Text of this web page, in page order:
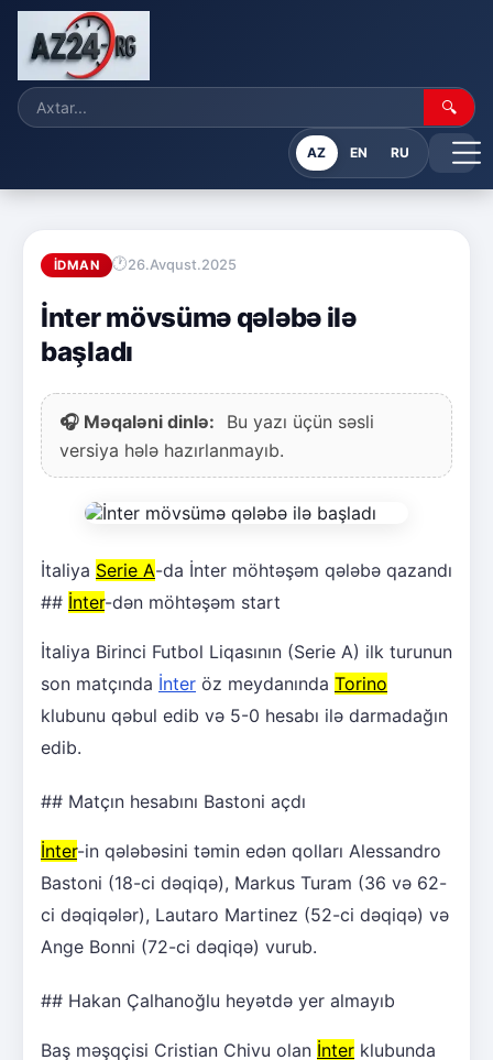
🔍
AZ EN RU
İDMAN 26.Avqust.2025
İnter mövsümə qələbə ilə
başladı
🎧 Məqaləni dinlə:
Bu yazı üçün səsli
versiya hələ hazırlanmayıb.
İtaliya Serie A-da İnter möhtəşəm qələbə qazandı
## İnter-dən möhtəşəm start
İtaliya Birinci Futbol Liqasının (Serie A) ilk turunun
son matçında İnter öz meydanında Torino
klubunu qəbul edib və 5-0 hesabı ilə darmadağın
edib.
## Matçın hesabını Bastoni açdı
İnter-in qələbəsini təmin edən qolları Alessandro
Bastoni (18-ci dəqiqə), Markus Turam (36 və 62-
ci dəqiqələr), Lautaro Martinez (52-ci dəqiqə) və
Ange Bonni (72-ci dəqiqə) vurub.
## Hakan Çalhanoğlu heyətdə yer almayıb
Baş məşqçisi Cristian Chivu olan İnter klubunda